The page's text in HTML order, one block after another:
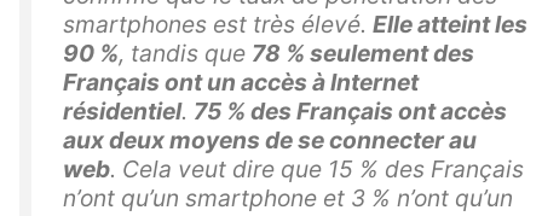
smartphones est très élevé. Elle atteint les
90 %, tandis que 78 % seulement des
Français ont un accès à Internet
résidentiel. 75 % des Français ont accès
aux deux moyens de se connecter au
web. Cela veut dire que 15 % des Français
n’ont qu’un smartphone et 3 % n’ont qu’un